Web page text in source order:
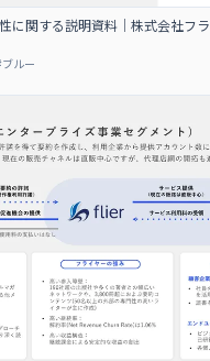
に関する説明資料｜株式会社フラ
ブルー